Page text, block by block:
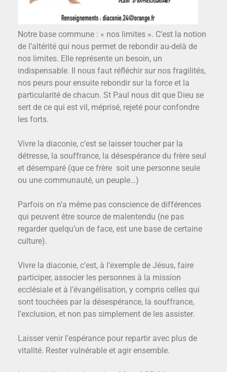
Notre base commune : « nos limites ». C’est la notion
de l’altérité qui nous permet de rebondir au-delà de
nos limites. Elle représente un besoin, un
indispensable. Il nous faut réfléchir sur nos fragilités,
nos peurs pour ensuite rebondir sur la force et la
particularité de chacun. St Paul nous dit que Dieu se
sert de ce qui est vil, méprisé, rejeté pour confondre
les forts.
Vivre la diaconie, c’est se laisser toucher par la
détresse, la souffrance, la désespérance du frère seul
et désemparé (que ce frère soit une personne seule
ou une communauté, un peuple…)
Parfois on n’a même pas conscience de différences
qui peuvent être source de malentendu (ne pas
regarder quelqu’un de face, est une base de certaine
culture).
Vivre la diaconie, c’est, à l’exemple de Jésus, faire
participer, associer les personnes à la mission
ecclésiale et à l’évangélisation, y compris celles qui
sont touchées par la désespérance, la souffrance,
l’exclusion, et non pas simplement de les assister.
Laisser venir l’espérance pour repartir avec plus de
vitalité. Rester vulnérable et agir ensemble.